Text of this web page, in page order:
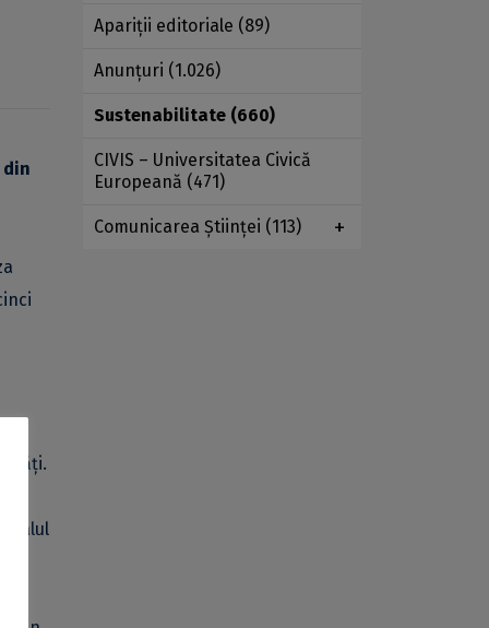
din
Apariţii editoriale (89)
Anunţuri (1.026)
Sustenabilitate (660)
CIVIS – Universitatea Civică
Europeană (471)
Comunicarea Ştiinţei (113)